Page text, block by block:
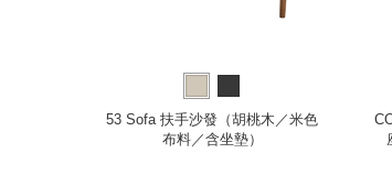
53 Sofa 扶手沙發（胡桃木／米色
布料／含坐墊）